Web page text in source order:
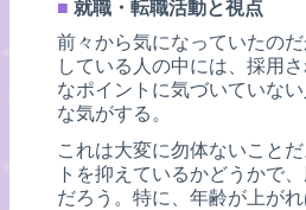
■ 就職・転職活動と視点
前々から気になっていたの
している人の中には、採用
なポイントに気づいていな
な気がする。
これは大変に勿体ないこと
トを抑えているかどうかで
だろう。特に、年齢が上が